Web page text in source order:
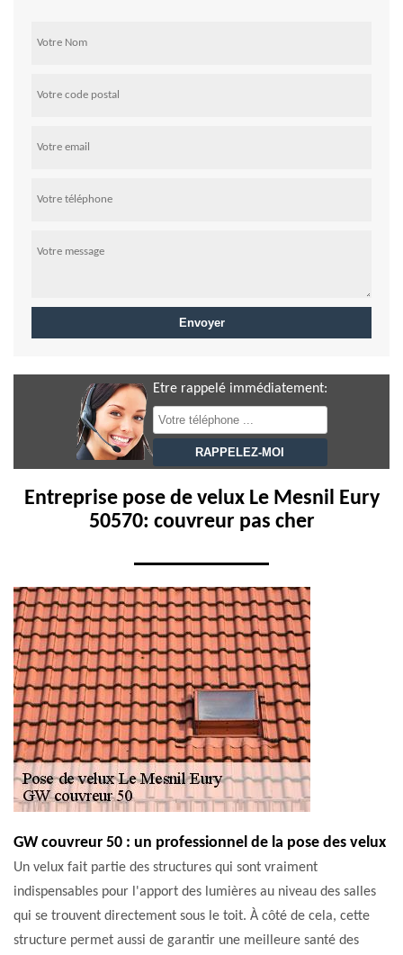
Etre rappelé immédiatement:
Entreprise pose de velux Le Mesnil Eury
50570: couvreur pas cher
GW couvreur 50 : un professionnel de la pose des velux
Un velux fait partie des structures qui sont vraiment
indispensables pour l'apport des lumières au niveau des salles
qui se trouvent directement sous le toit. À côté de cela, cette
structure permet aussi de garantir une meilleure santé des